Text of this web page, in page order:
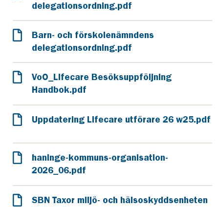
delegationsordning.pdf
Barn- och förskolenämndens
delegationsordning.pdf
VoO_Lifecare Besöksuppföljning
Handbok.pdf
Uppdatering Lifecare utförare 26 w25.pdf
haninge-kommuns-organisation-
2026_06.pdf
SBN Taxor miljö- och hälsoskyddsenheten